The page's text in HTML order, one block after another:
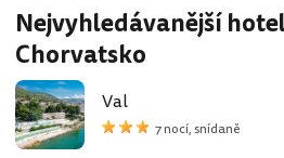
Nejvyhledávanější
Chorvatsko
Val
7 nocí, snídaně